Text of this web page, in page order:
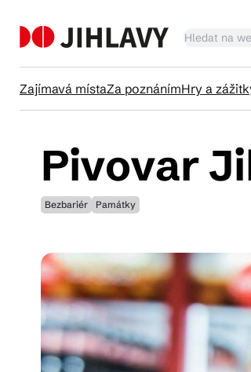
Zajímavá místaZa poznánímHry a
Pivovar
Bezbariér Památky